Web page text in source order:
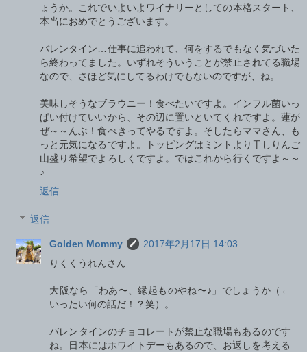
ょうか。これでいよいよワイナリーとしての本格スタート、
本当におめでとうございます。
バレンタイン…仕事に追われて、何をするでもなく気づいた
ら終わってました。いずれそういうことが禁止されてる職場
なので、さほど気にしてるわけでもないのですが、ね。
美味しそうなブラウニー！食べたいですよ。インフル菌いっ
ぱい付けていいから、その辺に置いといてくれですよ。蓮が
ぜ～～んぶ！食べきってやるですよ。そしたらママさん、も
っと元気になるですよ。トッピングはミントより干しりんご
山盛り希望でよろしくですよ。ではこれから行くですよ～～
♪
返信
返信
Golden Mommy
2017年2月17日 14:03
りくくうれんさん
大阪なら「わあ〜、縁起ものやね〜♪」でしょうか（←
いったい何の話だ！？笑）。
バレンタインのチョコレートが禁止な職場もあるのです
ね。日本にはホワイトデーもあるので、お返しを考える